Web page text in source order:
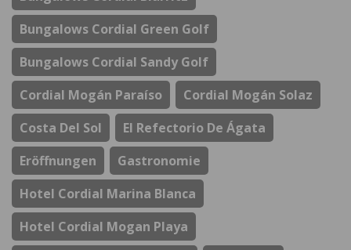
Bungalows Cordial Green Golf
Bungalows Cordial Sandy Golf
Cordial Mogán Paraíso
Cordial Mogán Solaz
Costa Del Sol
El Refectorio De Ágata
Eröffnungen
Gastronomie
Hotel Cordial Marina Blanca
Hotel Cordial Mogan Playa